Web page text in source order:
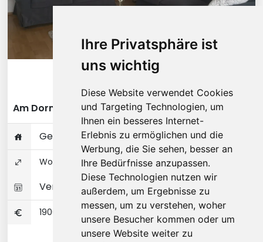
Ihre Privatsphäre ist
uns wichtig
Diese Website verwendet Cookies
und Targeting Technologien, um
Ihnen ein besseres Internet-
Erlebnis zu ermöglichen und die
Werbung, die Sie sehen, besser an
Ihre Bedürfnisse anzupassen.
Diese Technologien nutzen wir
außerdem, um Ergebnisse zu
messen, um zu verstehen, woher
unsere Besucher kommen oder um
unsere Website weiter zu
Diese Wohnung ansehen
Am Dornbusch - Frankfurt am Main
Gesamte Wohnung
Wohnungseigentum 72 ㎡
Verfügbar 17-07-2026
1900